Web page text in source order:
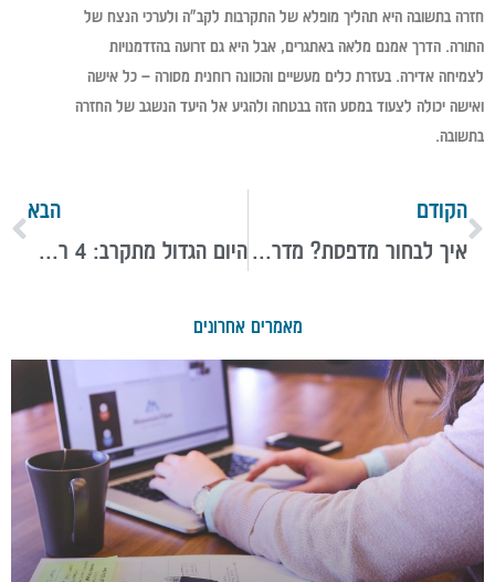
חזרה בתשובה היא תהליך מופלא של התקרבות לקב"ה ולערכי הנצח של
התורה. הדרך אמנם מלאה באתגרים, אבל היא גם זרועה בהזדמנויות
לצמיחה אדירה. בעזרת כלים מעשיים והכוונה רוחנית מסורה – כל אישה
ואישה יכולה לצעוד במסע הזה בבטחה ולהגיע אל היעד הנשגב של החזרה
בתשובה.
הקודם
איך לבחור מדפסת? מדריך לסוגים, יתרונות ושיקולים חשובים
הבא
היום הגדול מתקרב: 4 רעיונות למתנות לבן זוג
מאמרים אחרונים